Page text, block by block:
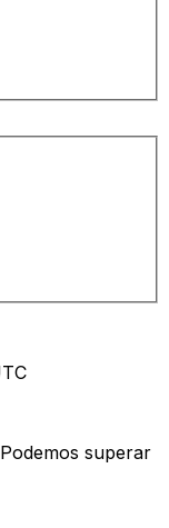
Podemos superar